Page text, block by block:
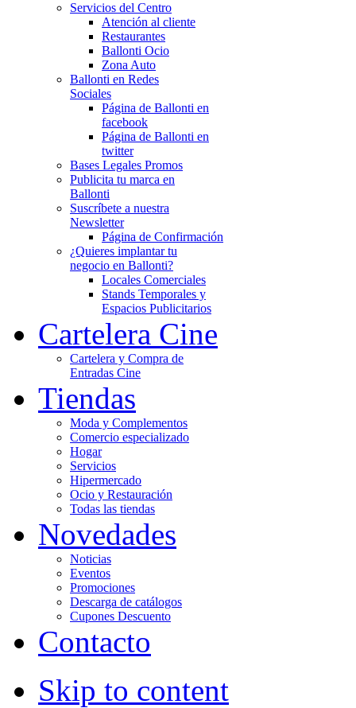
Servicios del Centro
Atención al cliente
Restaurantes
Ballonti Ocio
Zona Auto
Ballonti en Redes
Sociales
Página de Ballonti en
facebook
Página de Ballonti en
twitter
Bases Legales Promos
Publicita tu marca en
Ballonti
Suscríbete a nuestra
Newsletter
Página de Confirmación
¿Quieres implantar tu
negocio en Ballonti?
Locales Comerciales
Stands Temporales y
Espacios Publicitarios
Cartelera Cine
Cartelera y Compra de
Entradas Cine
Tiendas
Moda y Complementos
Comercio especializado
Hogar
Servicios
Hipermercado
Ocio y Restauración
Todas las tiendas
Novedades
Noticias
Eventos
Promociones
Descarga de catálogos
Cupones Descuento
Contacto
Skip to content